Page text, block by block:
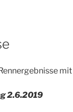
2.6.2019